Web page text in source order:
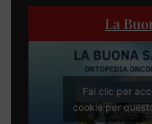
La
Fai clic per
cookie per